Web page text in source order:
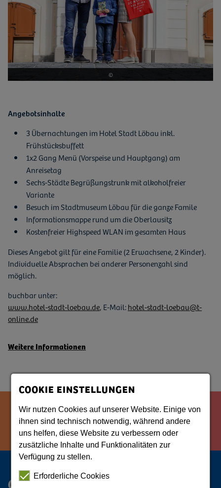
©
Angebotsinhalte
3 Übernachtungen im Hotel Stadt Löbau inkl.
Frühstücksbuffett
1x2 Gang Menü (Vorspeise und Hauptgang) am
Anreisetag
Sechs-Städte Begrüßungstrunk mit alkoholfreier
Variante
Besuch im Stadtmuseum Löbau für die ganze Famile
Informationsmappe rund um die Oberlausitz
Kostenfreier Highspeed WLAN im gesamten Haus
Dieses Angebot gilt für eine Familie (2 Erwachsene, 2 Kinder).
Individuelle Absprachen bei anderer Personenzahl sind
möglich.
buchbar unter:
www.hotel-stadt-loebau.de, E-Mail:hotel-stadt-loebau@t-
online.de
Weitere Informationen
Oberlausitz Digital
COOKIE EINSTELLUNGEN
Wir nutzen Cookies auf unserer Website. Einige von
ihnen sind technisch notwendig, während andere
uns helfen, diese Website zu verbessern oder
zusätzliche Inhalte und Funktionalitäten zur
Verfügung zu stellen.
Erforderliche Cookies